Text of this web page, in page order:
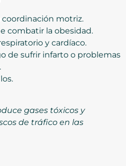
coordinación motriz.
combatir la obesidad.
y cardíaco.
de sufrir infarto o problemas
gases tóxicos y
de tráfico en las